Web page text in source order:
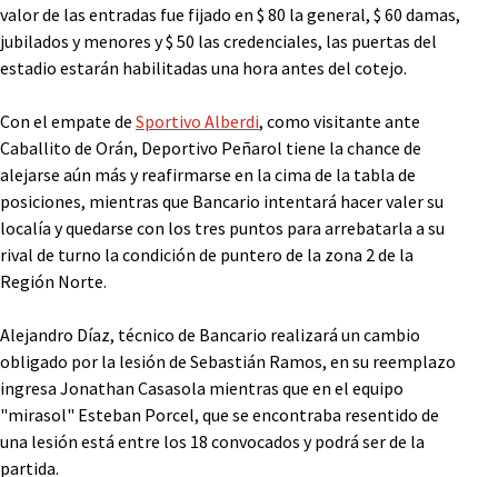
valor de las entradas fue fijado en $ 80 la general, $ 60 damas,
jubilados y menores y $ 50 las credenciales, las puertas del
estadio estarán habilitadas una hora antes del cotejo.
Con el empate de Sportivo Alberdi, como visitante ante
Caballito de Orán, Deportivo Peñarol tiene la chance de
alejarse aún más y reafirmarse en la cima de la tabla de
posiciones, mientras que Bancario intentará hacer valer su
localía y quedarse con los tres puntos para arrebatarla a su
rival de turno la condición de puntero de la zona 2 de la
Región Norte.
Alejandro Díaz, técnico de Bancario realizará un cambio
obligado por la lesión de Sebastián Ramos, en su reemplazo
ingresa Jonathan Casasola mientras que en el equipo
"mirasol" Esteban Porcel, que se encontraba resentido de
una lesión está entre los 18 convocados y podrá ser de la
partida.